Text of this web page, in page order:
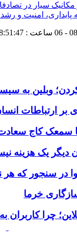
سیار در
پایداری، امنیت و
ساعت :
وبلین به
بر ارتباطات
کاج سعادت
دیگر یک
خرما
چرا